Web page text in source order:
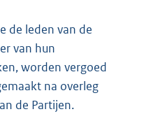
de leden van de
van hun
worden vergoed
na overleg
de Partijen.